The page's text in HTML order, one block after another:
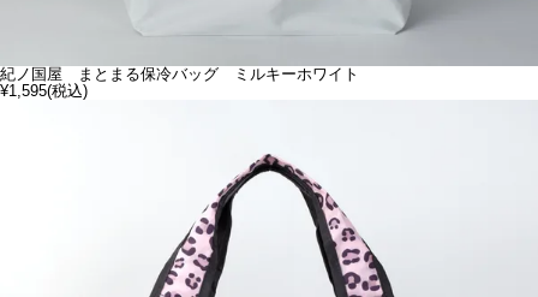
紀ノ国屋 まとまる保冷バッグ ミルキーホワイト
¥1,595(税込)